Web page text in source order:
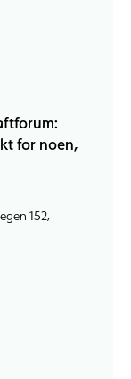
for noen,
152,